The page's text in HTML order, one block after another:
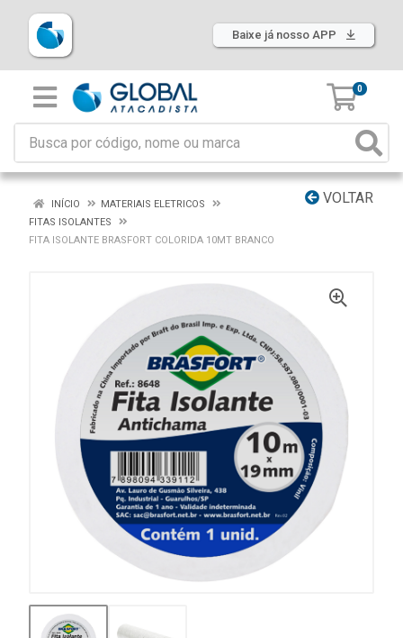
Baixe já nosso APP
0
VOLTAR
INÍCIO
MATERIAIS ELETRICOS
FITAS ISOLANTES
FITA ISOLANTE BRASFORT COLORIDA 10MT BRANCO